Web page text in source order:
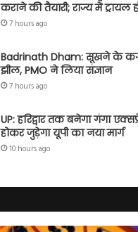
कराने की तैयारी; राज्य में ट्रायल
7 hours ago
Badrinath Dham: सूखने के
झील, PMO ने लिया संज्ञान
7 hours ago
UP: हरिद्वार तक बनेगा गंगा
होकर जुड़ेगा यूपी का नया मार्ग
10 hours ago